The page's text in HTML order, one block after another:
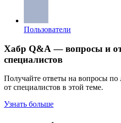
Пользователи
Хабр Q&A — вопросы и
специалистов
Получайте ответы на вопросы
от специалистов в этой теме.
Узнать больше